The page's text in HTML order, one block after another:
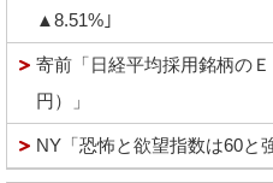
▲8.51%｣
寄前「日経平均採用銘柄の
円）」
NY「恐怖と欲望指数は60と